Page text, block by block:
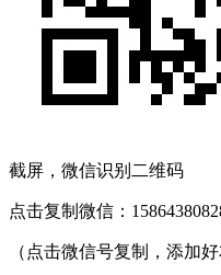
截屏，微信识别二维码
点击复制微信：
（点击微信号复制，添加好